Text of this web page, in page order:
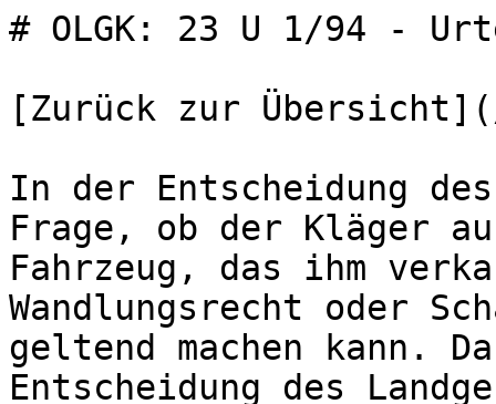
# OLGK: 23 U 1/94 -
[Zurück zur
In der Entscheidung des
Frage, ob der Kläger
Fahrzeug, das ihm
Wandlungsrecht oder
geltend machen kann.
Entscheidung des